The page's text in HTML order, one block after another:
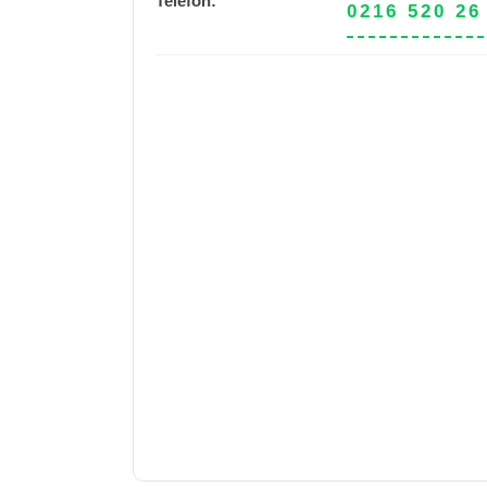
0216 520 26